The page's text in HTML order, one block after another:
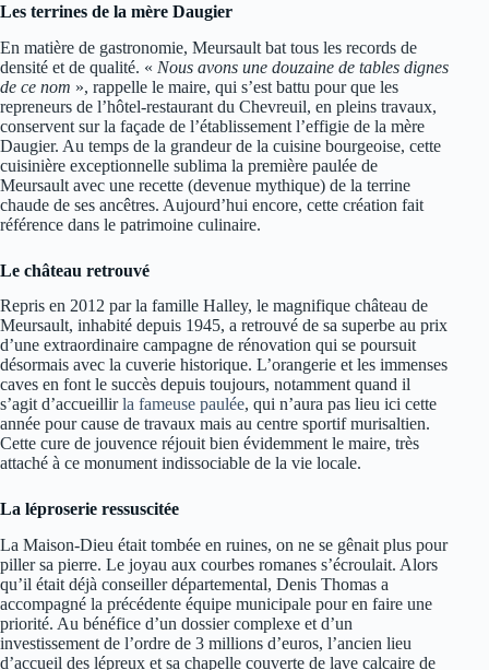
Les terrines de la mère Daugier
En matière de gastronomie, Meursault bat tous les records de
densité et de qualité. « Nous avons une douzaine de tables dignes
de ce nom », rappelle le maire, qui s’est battu pour que les
repreneurs de l’hôtel-restaurant du Chevreuil, en pleins travaux,
conservent sur la façade de l’établissement l’effigie de la mère
Daugier. Au temps de la grandeur de la cuisine bourgeoise, cette
cuisinière exceptionnelle sublima la première paulée de
Meursault avec une recette (devenue mythique) de la terrine
chaude de ses ancêtres. Aujourd’hui encore, cette création fait
référence dans le patrimoine culinaire.
Le château retrouvé
Repris en 2012 par la famille Halley, le magnifique château de
Meursault, inhabité depuis 1945, a retrouvé de sa superbe au prix
d’une extraordinaire campagne de rénovation qui se poursuit
désormais avec la cuverie historique. L’orangerie et les immenses
caves en font le succès depuis toujours, notamment quand il
s’agit d’accueillirla fameuse paulée, qui n’aura pas lieu ici cette
année pour cause de travaux mais au centre sportif murisaltien.
Cette cure de jouvence réjouit bien évidemment le maire, très
attaché à ce monument indissociable de la vie locale.
La léproserie ressuscitée
La Maison-Dieu était tombée en ruines, on ne se gênait plus pour
piller sa pierre. Le joyau aux courbes romanes s’écroulait. Alors
qu’il était déjà conseiller départemental, Denis Thomas a
accompagné la précédente équipe municipale pour en faire une
priorité. Au bénéfice d’un dossier complexe et d’un
investissement de l’ordre de 3 millions d’euros, l’ancien lieu
d’accueil des lépreux et sa chapelle couverte de lave calcaire de